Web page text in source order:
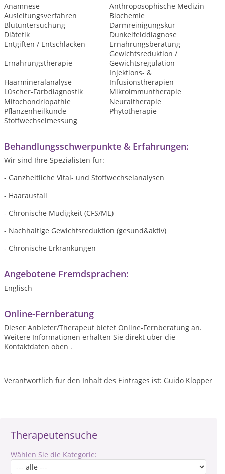
Therapeutensuche
Wählen Sie die Kategorie:
Anamnese
Anthroposophische Medizin
Ausleitungsverfahren
Biochemie
Blutuntersuchung
Darmreinigungskur
Diätetik
Dunkelfelddiagnose
Entgiften / Entschlacken
Ernährungsberatung
Ernährungstherapie
Gewichtsreduktion /
Gewichtsregulation
Haarmineralanalyse
Injektions- &
Infusionstherapien
Lüscher-Farbdiagnostik
Mikroimmuntherapie
Mitochondriopathie
Neuraltherapie
Pflanzenheilkunde
Phytotherapie
Stoffwechselmessung
Behandlungsschwerpunkte & Erfahrungen:
Wir sind Ihre Spezialisten für:
- Ganzheitliche Vital- und Stoffwechselanalysen
- Haarausfall
- Chronische Müdigkeit (CFS/ME)
- Nachhaltige Gewichtsreduktion (gesund&aktiv)
- Chronische Erkrankungen
Angebotene Fremdsprachen:
Englisch
Online-Fernberatung
Dieser Anbieter/Therapeut bietet Online-Fernberatung an.
Weitere Informationen erhalten Sie direkt über die
Kontaktdaten oben .
Verantwortlich für den Inhalt des Eintrages ist: Guido Klöpper